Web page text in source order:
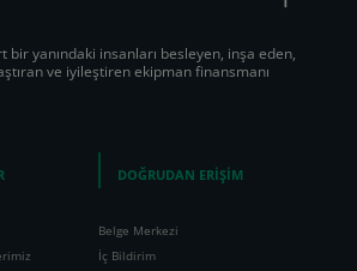
bir yanındaki insanları besleyen, inşa eden,
ve iyileştiren ekipman finansmanı
DOĞRUDAN ERİŞİM
Belge Merkezi
İç Bildirim